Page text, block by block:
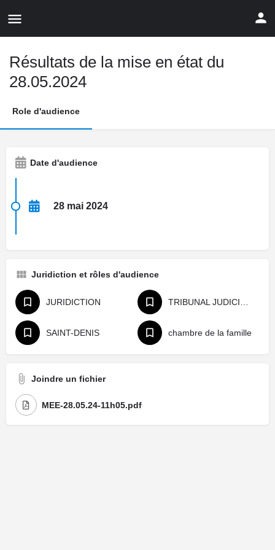
Résultats de la mise en état du
28.05.2024
Role d'audience
Date d'audience
28 mai 2024
Juridiction et rôles d'audience
JURIDICTION
SAINT-DENIS chambre de la famille
Joindre un fichier
MEE-28.05.24-11h05.pdf